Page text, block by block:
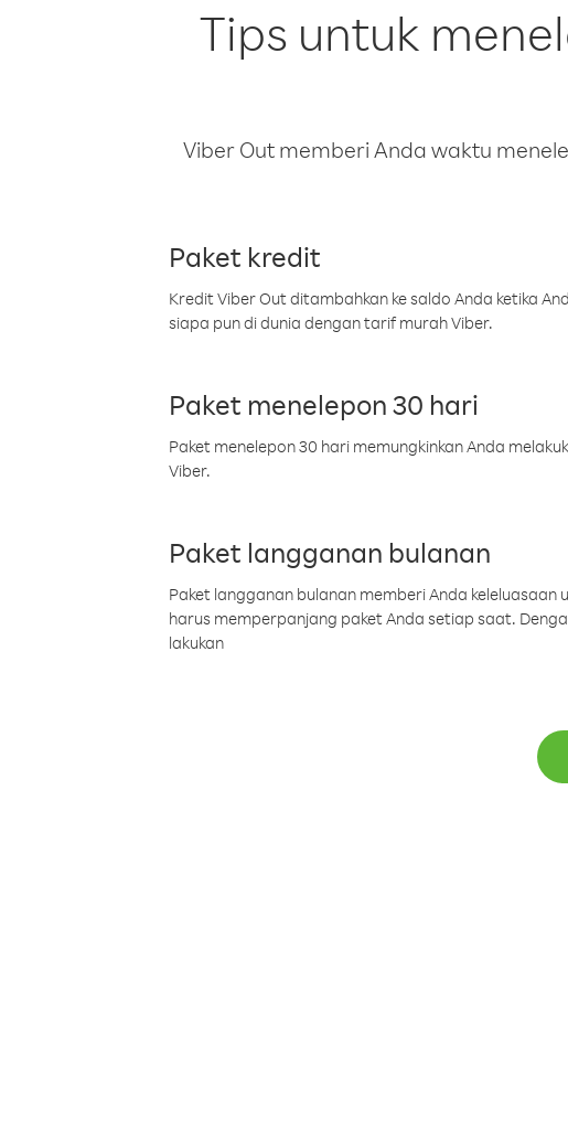
Tips untuk
Viber Out memberi Anda waktu
Paket kredit
Kredit Viber Out ditambahkan ke saldo Anda ketika
siapa pun di dunia dengan tarif murah Viber.
Paket menelepon 30 hari
Paket menelepon 30 hari memungkinkan Anda
Viber.
Paket langganan bulanan
Paket langganan bulanan memberi Anda
harus memperpanjang paket Anda setiap saat.
lakukan